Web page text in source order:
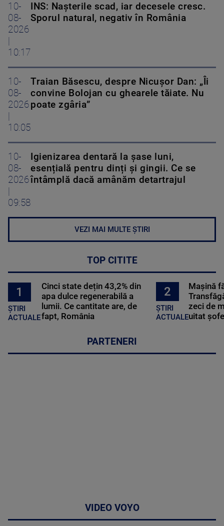
10-
08-
2026
|
10:17
INS: Nașterile scad, iar decesele cresc.
Sporul natural, negativ în România
10-
08-
2026
|
10:05
Traian Băsescu, despre Nicușor Dan: „Îi
convine Bolojan cu ghearele tăiate. Nu
poate zgâria”
10-
08-
2026
|
09:58
Igienizarea dentară la șase luni,
esențială pentru dinți și gingii. Ce se
întâmplă dacă amânăm detartrajul
VEZI MAI MULTE ȘTIRI
TOP CITITE
1
ȘTIRI
ACTUALE
Cinci state dețin 43,2% din
apa dulce regenerabilă a
lumii. Ce cantitate are, de
fapt, România
2
ȘTIRI
ACTUALE
Mașină
zeci de
uitat
PARTENERI
VIDEO VOYO